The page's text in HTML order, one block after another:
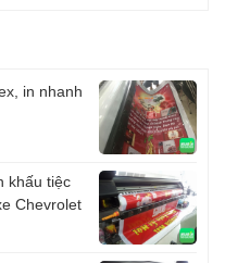
in nhanh
khấu tiệc
Chevrolet